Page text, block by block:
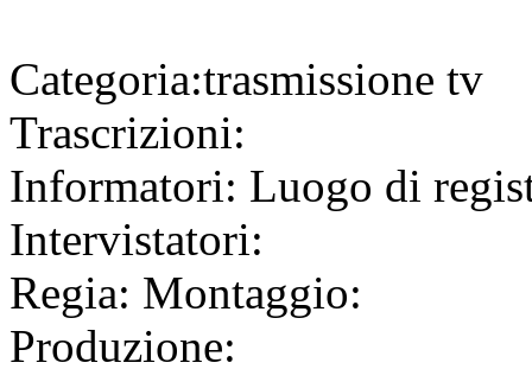
Categoria:trasmissione tv
Trascrizioni:
Informatori: Luogo di
Intervistatori:
Regia: Montaggio:
Produzione: